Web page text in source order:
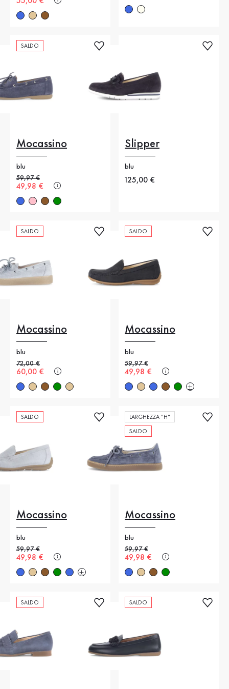
SALDO
Mocassino
blu
Prezzo precedente
59,97 €
Nuovo prezzo
49,98 €
Slipper
blu
Nuovo prezzo
125,00 €
SALDO
Mocassino
blu
Prezzo precedente
72,00 €
Nuovo prezzo
60,00 €
SALDO
Mocassino
blu
Prezzo precedente
59,97 €
Nuovo prezzo
49,98 €
SALDO
Mocassino
blu
Prezzo precedente
59,97 €
Nuovo prezzo
49,98 €
LARGHEZZA "H"
SALDO
Mocassino
blu
Prezzo precedente
59,97 €
Nuovo prezzo
49,98 €
SALDO SALDO